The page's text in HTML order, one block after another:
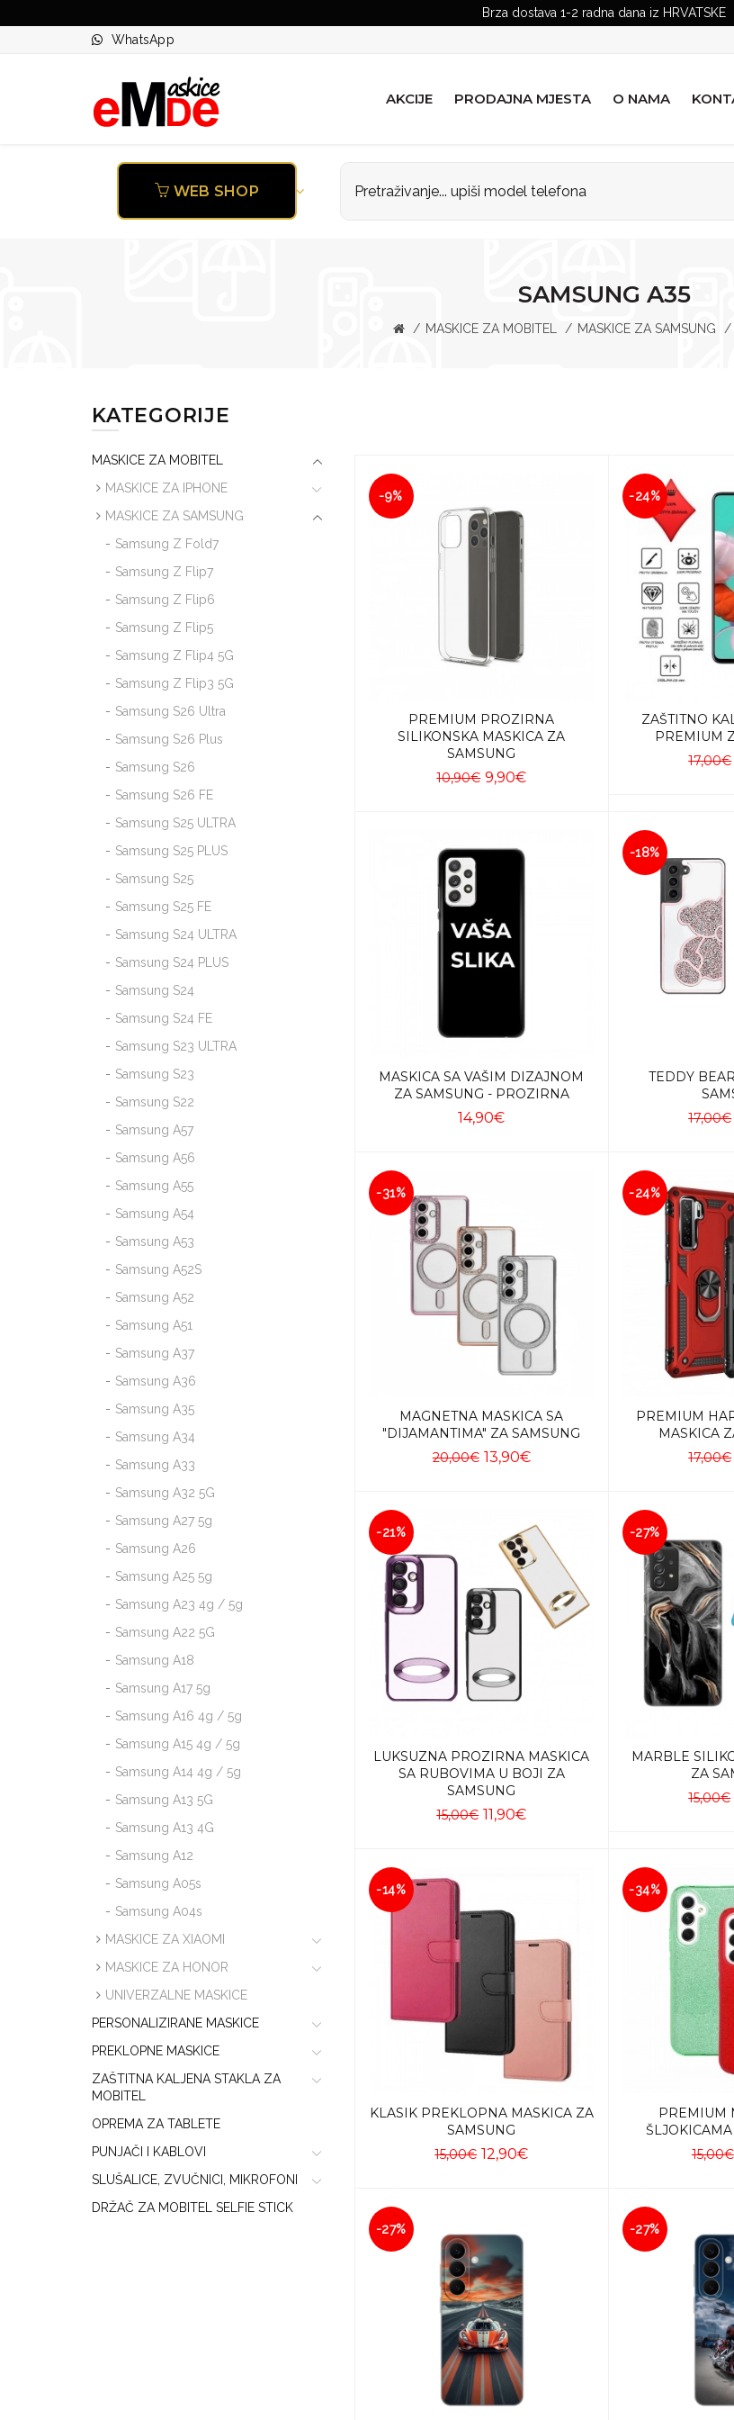
Brza dostava 1-2 radna dana iz HRVATSKE
WhatsApp
AKCIJE PRODAJNA MJESTA O NAMA
WEB SHOP
SAMSUNG A35
MASKICE ZA MOBITEL MASKICE ZA SAMSUNG
KATEGORIJE
MASKICE ZA MOBITEL
MASKICE ZA IPHONE
MASKICE ZA SAMSUNG
Samsung Z Fold7
Samsung Z Flip7
Samsung Z Flip6
Samsung Z Flip5
Samsung Z Flip4 5G
Samsung Z Flip3 5G
Samsung S26 Ultra
Samsung S26 Plus
Samsung S26
Samsung S26 FE
Samsung S25 ULTRA
Samsung S25 PLUS
Samsung S25
Samsung S25 FE
Samsung S24 ULTRA
Samsung S24 PLUS
Samsung S24
Samsung S24 FE
Samsung S23 ULTRA
Samsung S23
Samsung S22
Samsung A57
Samsung A56
Samsung A55
Samsung A54
Samsung A53
Samsung A52S
Samsung A52
Samsung A51
Samsung A37
Samsung A36
Samsung A35
Samsung A34
Samsung A33
Samsung A32 5G
Samsung A27 5g
Samsung A26
Samsung A25 5g
Samsung A23 4g / 5g
Samsung A22 5G
Samsung A18
Samsung A17 5g
Samsung A16 4g / 5g
Samsung A15 4g / 5g
Samsung A14 4g / 5g
Samsung A13 5G
Samsung A13 4G
Samsung A12
Samsung A05s
Samsung A04s
MASKICE ZA XIAOMI
MASKICE ZA HONOR
UNIVERZALNE MASKICE
PERSONALIZIRANE MASKICE
PREKLOPNE MASKICE
ZAŠTITNA KALJENA STAKLA ZA
MOBITEL
OPREMA ZA TABLETE
PUNJAČI I KABLOVI
SLUŠALICE, ZVUČNICI, MIKROFONI
DRŽAČ ZA MOBITEL SELFIE STICK
-9%
PREMIUM PROZIRNA
SILIKONSKA MASKICA ZA
SAMSUNG
10,90€ 9,90€
-24%
ZAŠTITNO
PREMIUM
17,00€
MASKICA SA VAŠIM DIZAJNOM
ZA SAMSUNG - PROZIRNA
14,90€
-18%
TEDDY
17,00€
-31%
MAGNETNA MASKICA SA
"DIJAMANTIMA" ZA SAMSUNG
20,00€ 13,90€
-24%
PREMIUM
MASKICA
17,00€
-21%
LUKSUZNA PROZIRNA MASKICA
SA RUBOVIMA U BOJI ZA
SAMSUNG
15,00€ 11,90€
-27%
MARBLE
ZA
15,00€
-14%
KLASIK PREKLOPNA MASKICA ZA
SAMSUNG
15,00€ 12,90€
-34%
PREMIUM
15,00€
-27% -27%